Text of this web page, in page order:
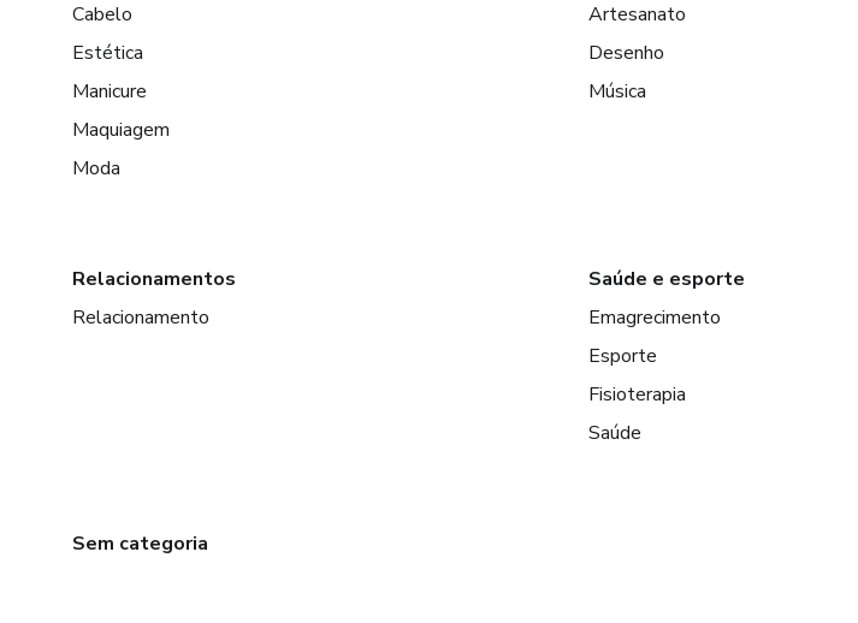
Cabelo
Estética
Manicure
Maquiagem
Moda
Artesanato
Desenho
Música
Relacionamentos
Relacionamento
Saúde e esporte
Emagrecimento
Esporte
Fisioterapia
Saúde
Sem categoria